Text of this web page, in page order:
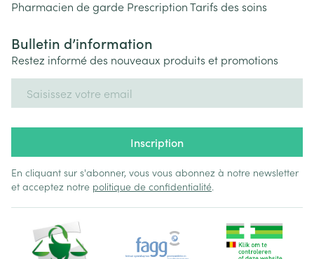
Pharmacien de garde PrescriptionTarifs des soins
Bulletin d’information
Restez informé des nouveaux produits et promotions
Inscription
En cliquant sur s'abonner, vous vous abonnez à notre newsletter
et acceptez notre politique de confidentialité.